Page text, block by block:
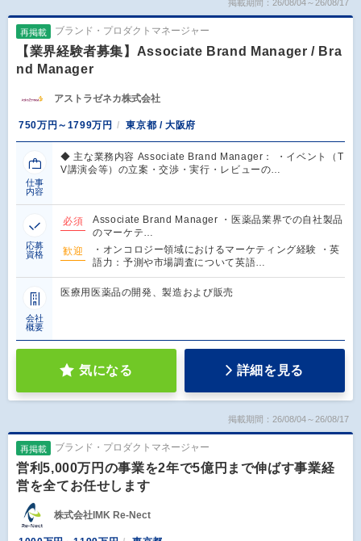
掲載期間：26/08/04～26/08/17
再掲載 ブランド・プロダクトマネージャー
【業界経験者募集】Associate Brand Manager / Bra
nd Manager
アストラゼネカ株式会社
750万円～1799万円 東京都 / 大阪府
仕事
内容
◆ 主な業務内容 Associate Brand Manager： ・イベント（T
V講演会等）の立案・交渉・実行・レビューの…
応募
資格
必須
Associate Brand Manager ・医薬品業界での自社製品
のマーケテ…
歓迎
・オンコロジー領域におけるマーケティング経験 ・英
語力：予測や市場調査について英語…
会社
概要
医療用医薬品の開発、製造および販売
気になる 詳細を見る
掲載期間：26/08/04～26/08/17
再掲載 ブランド・プロダクトマネージャー
営利5,000万円の事業を2年で5億円まで伸ばす事業経
営を全てお任せします
株式会社IMK Re-Nect